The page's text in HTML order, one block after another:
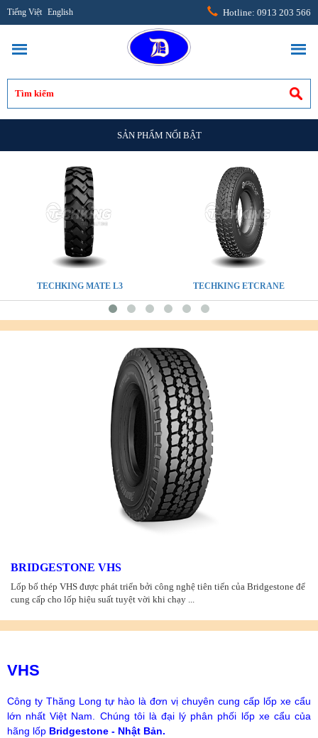
Tiếng Việt English Hotline: 0913 203 566
SẢN PHẨM NỔI BẬT
TECHKING MATE L3 TECHKING ETCRANE
BRIDGESTONE VHS
Lốp bố thép VHS được phát triển bởi công nghệ tiên tiến của Bridgestone để
cung cấp cho lốp hiệu suất tuyệt vời khi chạy ...
VHS
Công ty Thăng Long tự hào là đơn vị chuyên cung cấp lốp xe cẩu
lớn nhất Việt Nam. Chúng tôi là đại lý phân phối lốp xe cẩu của
hãng lốp Bridgestone - Nhật Bản.